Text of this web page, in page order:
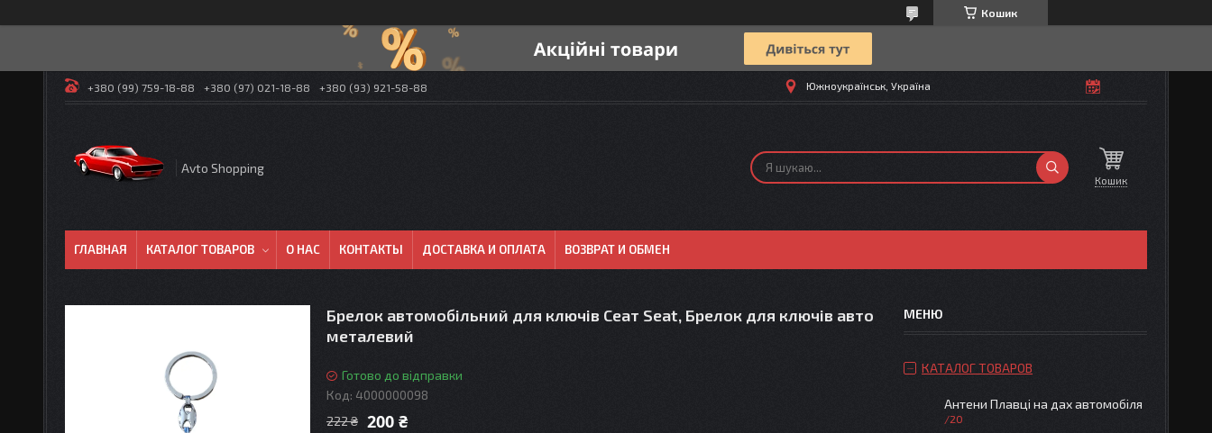
Кошик
+380 (99) 759-18-88 +380 (97) 021-18-88 +380 (93) 921-58-88 Южноукраїнськ, Україна
Avto Shopping
Кошик
ГЛАВНАЯ КАТАЛОГ ТОВАРОВ О НАС КОНТАКТЫ ДОСТАВКА И ОПЛАТА ВОЗВРАТ И ОБМЕН
Брелок автомобільний для ключів Сеат Seat, Брелок для ключів авто
металевий
Готово до відправки
Код: 4000000098
222 ₴ 200 ₴
КАТАЛОГ ТОВАРОВ
Антени Плавці на дах автомобіля
20